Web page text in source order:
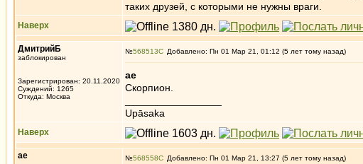
таких друзей, с которыми не нужны враги.
Наверх
ДмитрийБ
заблокирован
Зарегистрирован: 20.11.2020
Суждений: 1265
Откуда: Москва
№568513 Добавлено: Пн 01 Мар 21, 01:12 (5 лет тому назад)
ae
Скорпион.
Upāsaka
Наверх
ae №568558 Добавлено: Пн 01 Мар 21, 13:27 (5 лет тому назад)